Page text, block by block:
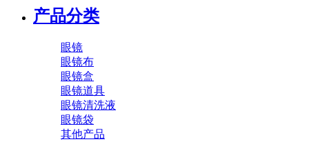
产品分类
眼镜
眼镜布
眼镜盒
眼镜道具
眼镜清洗液
眼镜袋
其他产品